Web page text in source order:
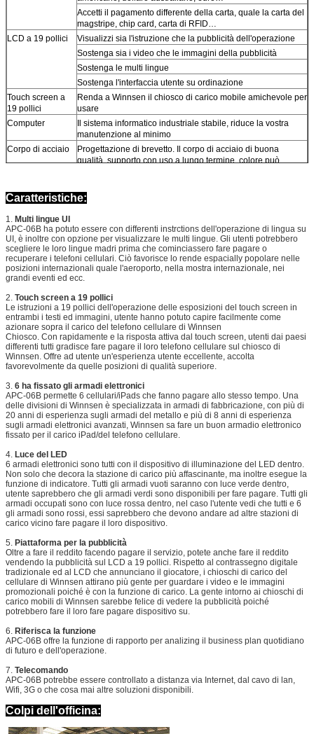
Accetti il pagamento differente della carta, quale la carta del
magstripe, chip card, carta di RFID…
LCD a 19 pollici
Visualizzi sia l'istruzione che la pubblicità dell'operazione
Sostenga sia i video che le immagini della pubblicità
Sostenga le multi lingue
Sostenga l'interfaccia utente su ordinazione
Touch screen a
19 pollici
Renda a Winnsen il chiosco di carico mobile amichevole per
usare
Computer
Il sistema informatico industriale stabile, riduce la vostra
manutenzione al minimo
Corpo di acciaio
Progettazione di brevetto. Il corpo di acciaio di buona
qualità, supporto con uso a lungo termine, colore può
hardware
l'analizzatore dell'impronta digitale, il lettore di codici a
Se la parte che volete aggiungere non è di cui sopra
incluso, chiedaci prego.
Tensione di
funzionamento
100-240V, 50/60Hz
funzionamento
Certificato CE, FCC
Caratteristiche:
1. Multi lingue UI
APC-06B ha potuto essere con differenti instrctions dell'operazione di lingua su
UI, è inoltre con opzione per visualizzare le multi lingue. Gli utenti potrebbero
scegliere le loro lingue madri prima che cominciassero fare pagare o
recuperare i telefoni cellulari. Ciò favorisce lo rende espacially popolare nelle
posizioni internazionali quale l'aeroporto, nella mostra internazionale, nei
grandi eventi ed ecc.
2. Touch screen a 19 pollici
Le istruzioni a 19 pollici dell'operazione delle esposizioni del touch screen in
entrambi i testi ed immagini, utente hanno potuto capire facilmente come
azionare sopra il carico del telefono cellulare di Winnsen
Chiosco. Con rapidamente e la risposta attiva dal touch screen, utenti dai paesi
differenti tutti gradisce fare pagare il loro telefono cellulare sul chiosco di
Winnsen. Offre ad utente un'esperienza utente eccellente, accolta
favorevolmente da quelle posizioni di qualità superiore.
3. 6 ha fissato gli armadi elettronici
APC-06B permette 6 cellulari/iPads che fanno pagare allo stesso tempo. Una
delle divisioni di Winnsen è specializzata in armadi di fabbricazione, con più di
20 anni di esperienza sugli armadi del metallo e più di 8 anni di esperienza
sugli armadi elettronici avanzati, Winnsen sa fare un buon armadio elettronico
fissato per il carico iPad/del telefono cellulare.
4. Luce del LED
6 armadi elettronici sono tutti con il dispositivo di illuminazione del LED dentro.
Non solo che decora la stazione di carico più affascinante, ma inoltre esegue la
funzione di indicatore. Tutti gli armadi vuoti saranno con luce verde dentro,
utente saprebbero che gli armadi verdi sono disponibili per fare pagare. Tutti gli
armadi occupati sono con luce rossa dentro, nel caso l'utente vedi che tutti e 6
gli armadi sono rossi, essi saprebbero che devono andare ad altre stazioni di
carico vicino fare pagare il loro dispositivo.
5. Piattaforma per la pubblicità
Oltre a fare il reddito facendo pagare il servizio, potete anche fare il reddito
vendendo la pubblicità sul LCD a 19 pollici. Rispetto al contrassegno digitale
tradizionale ed al LCD che annunciano il giocatore, i chioschi di carico del
cellulare di Winnsen attirano più gente per guardare i video e le immagini
promozionali poiché è con la funzione di carico. La gente intorno ai chioschi di
carico mobili di Winnsen sarebbe felice di vedere la pubblicità poiché
potrebbero fare il loro fare pagare dispositivo su.
6. Riferisca la funzione
APC-06B offre la funzione di rapporto per analizing il business plan quotidiano
di futuro e dell'operazione.
7. Telecomando
APC-06B potrebbe essere controllato a distanza via Internet, dal cavo di lan,
Wifi, 3G o che cosa mai altre soluzioni disponibili.
Colpi dell'officina: